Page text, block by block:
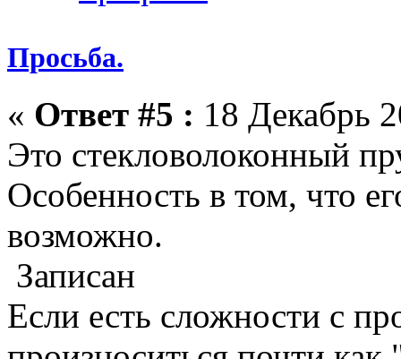
Просьба.
« Ответ #5 : 18 Декабрь
Это стекловолоконный
Особенность в том, что
возможно.
Записан
Если есть сложности с